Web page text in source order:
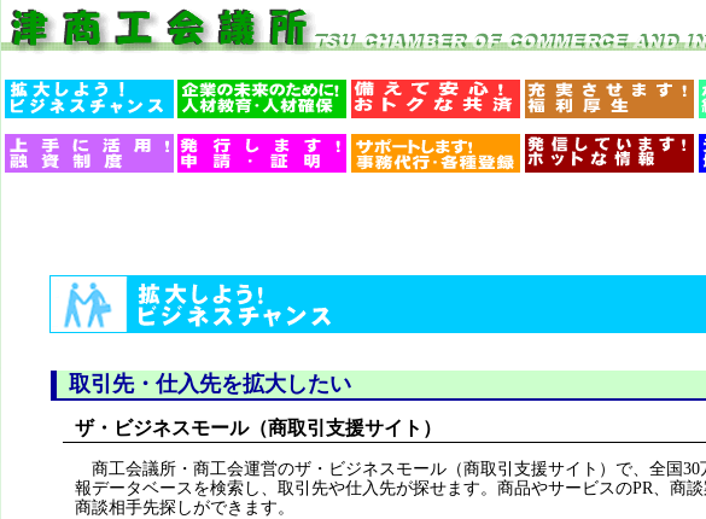
取引先・仕入先を拡大したい
ザ・ビジネスモール（商取引支援サイト）
商工会議所・商工会運営のザ・ビジネスモール（商取引支援サイト）で、全国30
報データベースを検索し、取引先や仕入先が探せます。商品やサービスのPR、商
商談相手先探しができます。